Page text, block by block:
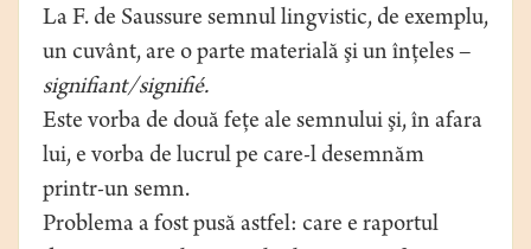
La F. de Saussure semnul lingvistic, de exemplu,
un cuvânt, are o parte materială şi un înţeles –
signifiant/signifié.
Este vorba de două feţe ale semnului şi, în afara
lui, e vorba de lucrul pe care-l desemnăm
printr-un semn.
Problema a fost pusă astfel: care e raportul